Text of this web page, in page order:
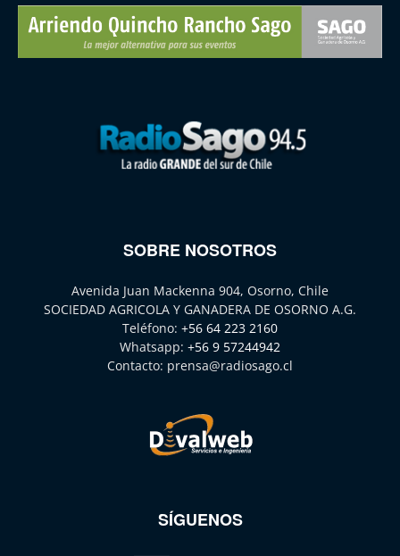
SOBRE NOSOTROS
Avenida Juan Mackenna 904, Osorno, Chile
SOCIEDAD AGRICOLA Y GANADERA DE OSORNO A.G.
Teléfono: +56 64 223 2160
Whatsapp: +56 9 57244942
Contacto: prensa@radiosago.cl
SÍGUENOS